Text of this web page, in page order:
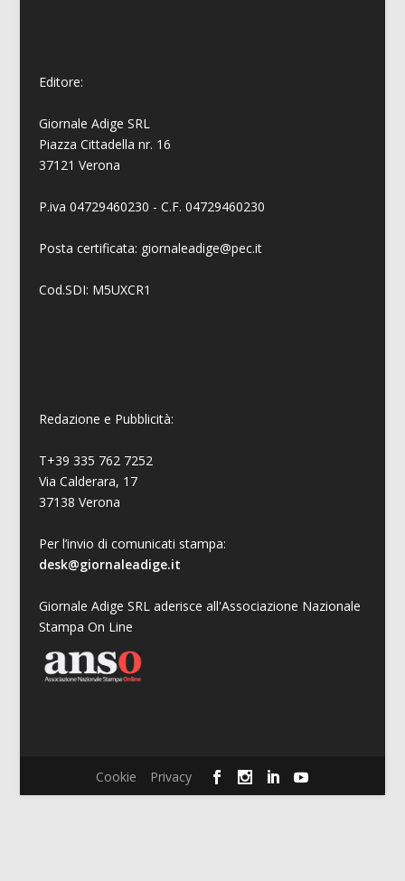
Editore:
Giornale Adige SRL
Piazza Cittadella nr. 16
37121 Verona
P.iva 04729460230 - C.F. 04729460230
Posta certificata: giornaleadige@pec.it
Cod.SDI: M5UXCR1
Redazione e Pubblicità:
T+39 335 762 7252
Via Calderara, 17
37138 Verona
Per l’invio di comunicati stampa:
desk@giornaleadige.it
Giornale Adige SRL aderisce all'Associazione Nazionale
Stampa On Line
Cookie Privacy